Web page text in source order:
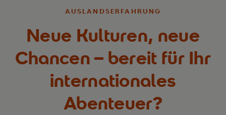
AUSLANDSERFAHRUNG
Neue Kulturen, neue
Chancen – bereit für Ihr
internationales
Abenteuer?